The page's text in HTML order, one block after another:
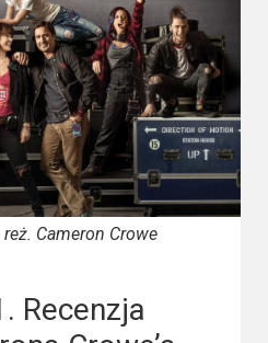
Cameron Crowe
Recenzja